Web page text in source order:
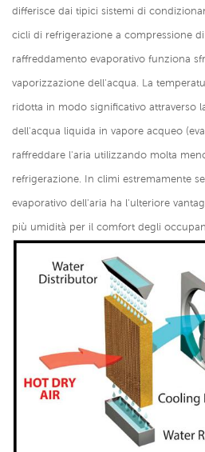
differisce dai tipici sistemi di
cicli di refrigerazione a compressione
raffreddamento evaporativo funziona
vaporizzazione dell'acqua. La
ridotta in modo significativo attraverso
dell'acqua liquida in vapore acqueo
raffreddare l'aria utilizzando molta
refrigerazione. In climi estremamente
evaporativo dell'aria ha l'ulteriore
più umidità per il comfort degli